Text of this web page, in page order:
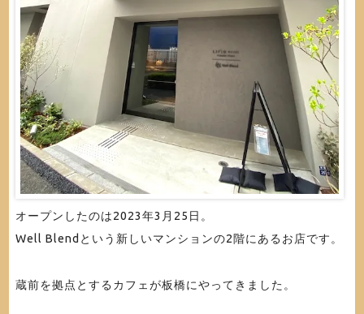
オープンしたのは2023年3月25日。
Well Blendという新しいマンションの2階にあるお店です。
蔵前を拠点とするカフェが板橋にやってきました。